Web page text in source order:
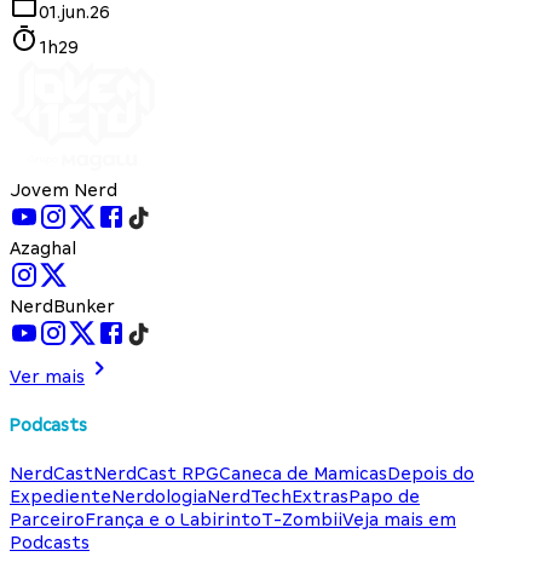
01.jun.26
1h29
Jovem Nerd
Azaghal
NerdBunker
Ver mais
Podcasts
NerdCastNerdCast RPGCaneca de MamicasDepois do
ExpedienteNerdologiaNerdTechExtrasPapo de
ParceiroFrança e o LabirintoT-ZombiiVeja mais em
Podcasts